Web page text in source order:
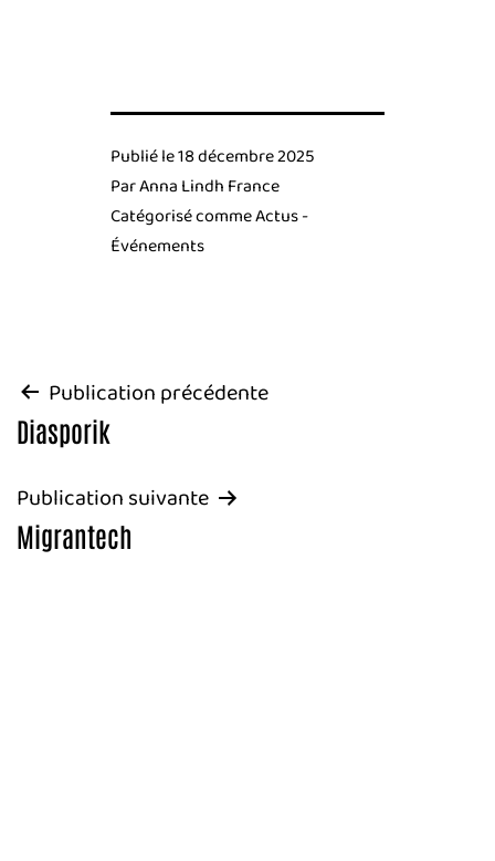
Publié le18 décembre 2025
ParAnna Lindh France
Catégorisé commeActus -
Événements
Navigation
de
l’article
Publication précédente
Diasporik
Publication suivante
Migrantech